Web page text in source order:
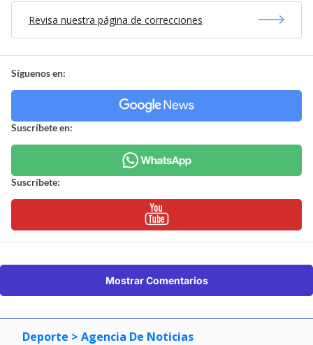
Revisa nuestra página de correcciones
Síguenos en:
Suscríbete en:
Suscríbete:
Mostrar Comentarios
Deporte > Agencia De Noticias